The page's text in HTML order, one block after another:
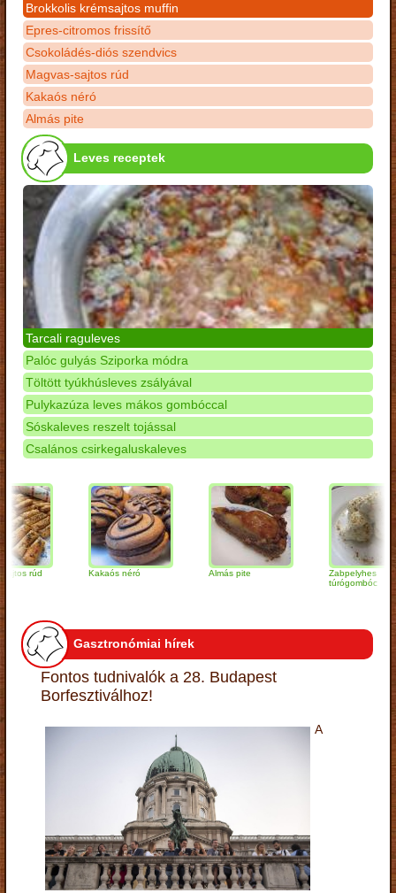
Brokkolis krémsajtos muffin
Epres-citromos frissítő
Csokoládés-diós szendvics
Magvas-sajtos rúd
Kakaós néró
Almás pite
Leves receptek
Tarcali raguleves
Palóc gulyás Sziporka módra
Töltött tyúkhúsleves zsályával
Pulykazúza leves mákos gombóccal
Sóskaleves reszelt tojással
Csalános csirkegaluskaleves
rúd Kakaós néró Almás pite
Zabpelyhes
túrógombóc
Gasztronómiai hírek
Fontos tudnivalók a 28. Budapest
Borfesztiválhoz!
A